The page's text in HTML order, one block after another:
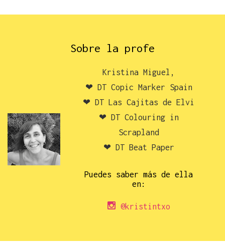
Sobre la profe
Kristina Miguel,
❤ DT Copic Marker Spain
❤ DT Las Cajitas de Elvi
❤ DT Colouring in
Scrapland
❤ DT Beat Paper
Puedes saber más de ella
en:
@kristintxo